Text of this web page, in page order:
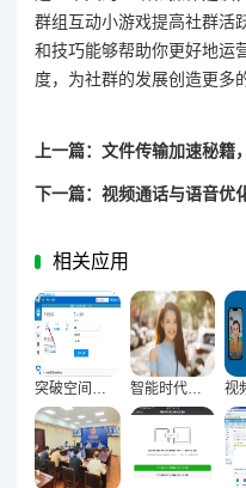
群组互动小游戏提高社群活
和技巧能够帮助你更好地运
度，为社群的发展创造更多
上一篇：文件传输加速秘籍
下一篇：视频通话与语音优
相关应用
突破空间限制，视频通话画质优化全攻略助力远程沟通体验跃升 智能时代聊天列表自动整理的高效革命